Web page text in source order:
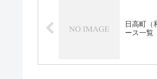
日高町（
ース一覧